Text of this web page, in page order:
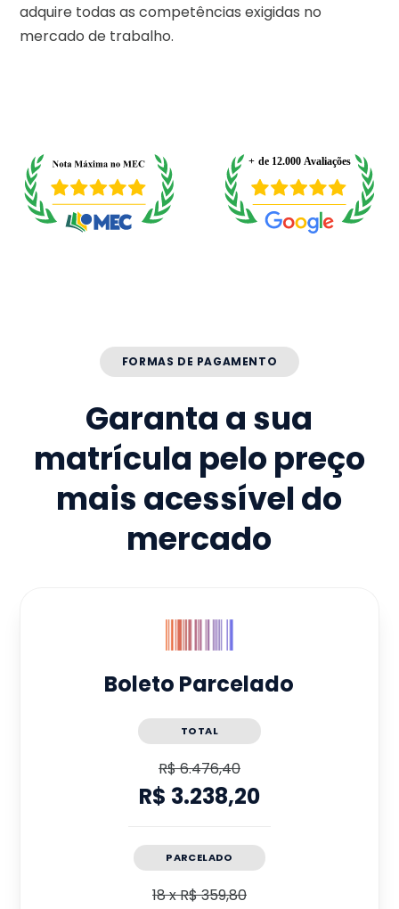
adquire todas as competências exigidas no
mercado de trabalho.
FORMAS DE PAGAMENTO
Garanta a sua
matrícula pelo preço
mais acessível do
mercado
Boleto Parcelado
TOTAL
R$ 6.476,40
R$ 3.238,20
PARCELADO
18xR$ 359,80